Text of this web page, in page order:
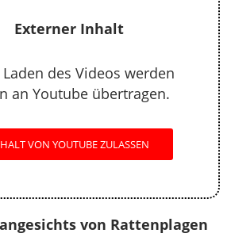
Externer Inhalt
des Videos werden
an Youtube übertragen.
VON YOUTUBE ZULASSEN
von Rattenplagen